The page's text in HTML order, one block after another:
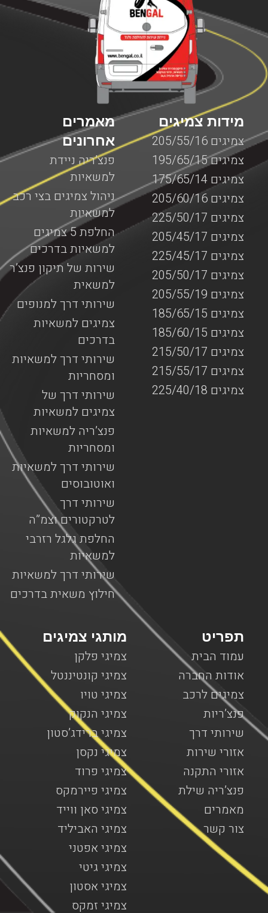
מאמרים
אחרונים
פנצ’ריה ניידת
למשאיות
ניהול צמיגים בצי רכב
למשאיות
החלפת 5 צמיגים
למשאיות בדרכים
שירות של תיקון פנצ’ר
למשאית
שירותי דרך למנופים
צמיגים למשאיות
בדרכים
שירותי דרך למשאיות
ומסחריות
שירותי דרך של
צמיגים למשאיות
פנצ’ריה למשאיות
ומסחריות
שירותי דרך למשאיות
ואוטובוסים
שירותי דרך
לטרקטורים וצמ”ה
החלפת גלגל רזרבי
למשאיות
שירותי דרך למשאיות
חילוץ משאית בדרכים
מידות צמיגים
צמיגים 205/55/16
צמיגים 195/65/15
צמיגים 175/65/14
צמיגים 205/60/16
צמיגים 225/50/17
צמיגים 205/45/17
צמיגים 225/45/17
צמיגים 205/50/17
צמיגים 205/55/19
צמיגים 185/65/15
צמיגים 185/60/15
צמיגים 215/50/17
צמיגים 215/55/17
צמיגים 225/40/18
מותגי צמיגים
צמיגי פלקן
צמיגי קונטיננטל
צמיגי טויו
צמיגי הנקוק
צמיגי ברידג’סטון
צמיגי נקסן
צמיגי פרוד
צמיגי פיירמקס
צמיגי סאן ווייד
צמיגי האביליד
צמיגי אפטני
צמיגי גיטי
צמיגי אסטון
צמיגי זמקס
תפריט
עמוד הבית
אודות החברה
צמיגים לרכב
פנצ’ריות
שירותי דרך
אזורי שירות
אזורי התקנה
פנצ’ריה שילת
מאמרים
צור קשר